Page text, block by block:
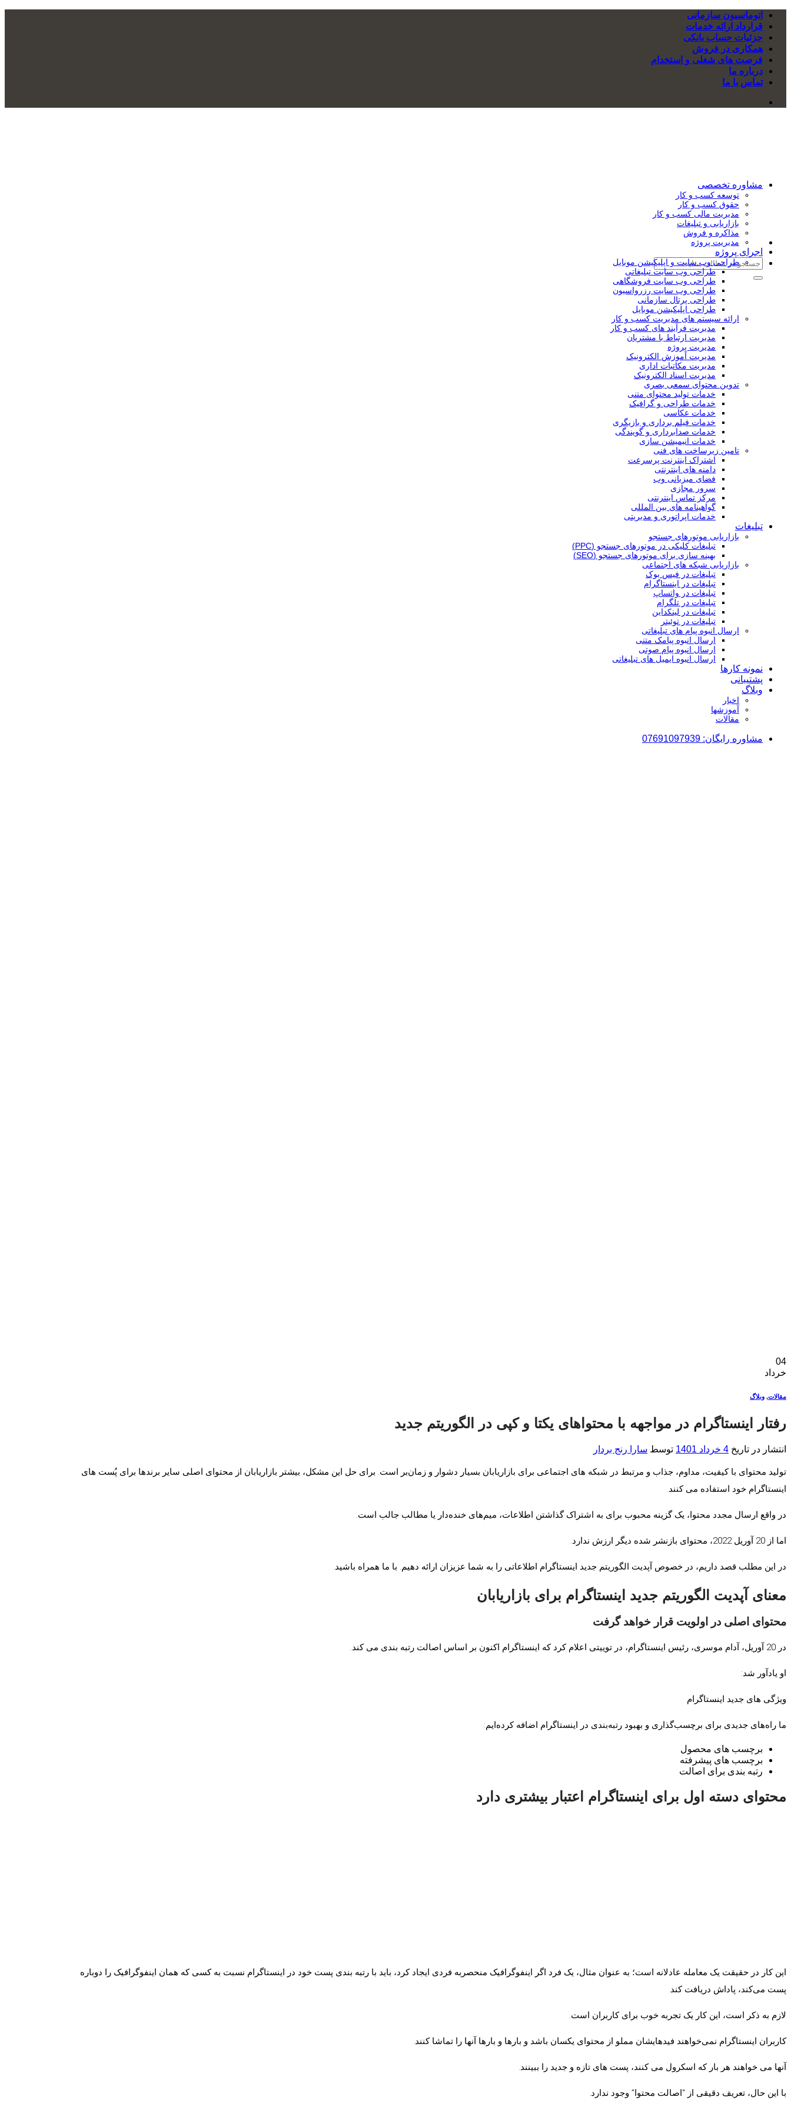
Skip
content
اتوماسیون سازمانی
قرارداد ارائه خدمات
جزئیات حساب بانکی
همکاری در فروش
فرصت های شغلی و استخدام
درباره ما
تماس با ما
مشاوره تخصصی
توسعه کسب و کار
حقوق کسب و کار
مدیریت مالی کسب و کار
بازاریابی و تبلیغات
مذاکره و فروش
مدیریت پروژه
اجرای پروژه
طراحی وب سایت و اپلیکیشن موبایل
طراحی وب سایت تبلیغاتی
طراحی وب سایت فروشگاهی
طراحی وب سایت رزرواسیون
طراحی پرتال سازمانی
طراحی اپلیکیشن موبایل
ارائه سیستم های مدیریت کسب و کار
مدیریت فرآیند های کسب و کار
مدیریت ارتباط با مشتریان
مدیریت پروژه
مدیریت آموزش الکترونیک
مدیریت مکاتبات اداری
مدیریت اسناد الکترونیک
تدوین محتوای سمعی بصری
خدمات تولید محتوای متنی
خدمات طراحی و گرافیک
خدمات عکاسی
خدمات فیلم برداری و بازیگری
خدمات صدابرداری و گویندگی
خدمات انیمیشن سازی
تامین زیرساخت های فنی
اشتراک اینترنت پرسرعت
دامنه های اینترنتی
فضای میزبانی وب
سرور مجازی
مرکز تماس اینترنتی
گواهینامه های بین المللی
خدمات اپراتوری و مدیریتی
تبلیغات
بازاریابی موتورهای جستجو
تبلیغات کلیکی در موتورهای جستجو (PPC)
بهینه سازی برای موتورهای جستجو (SEO)
بازاریابی شبکه های اجتماعی
تبلیغات در فیس بوک
تبلیغات در اینستاگرام
تبلیغات در واتساپ
تبلیغات در تلگرام
تبلیغات در لینکداین
تبلیغات در توئیتر
ارسال انبوه پیام های تبلیغاتی
ارسال انبوه پیامک متنی
ارسال انبوه پیام صوتی
ارسال انبوه ایمیل های تبلیغاتی
نمونه کارها
پشتیبانی
وبلاگ
اخبار
آموزشها
مقالات
مشاوره رایگان: 07691097939
04
خرداد
مقالات, وبلاگ
رفتار اینستاگرام در مواجهه با محتواهای یکتا و کپی در الگوریتم جدید
انتشار در تاریخ 4 خرداد 1401 توسط سارا رنج بردار
تولید محتوای با کیفیت، مداوم، جذاب و مرتبط در شبکه های اجتماعی برای بازاریابان بسیار دشوار و زمان‌بر است. برای حل این مشکل، بیشتر بازاریابان از محتوای اصلی سایر برندها برای پُست های
اینستاگرام خود استفاده می کنند.
در واقع ارسال مجدد محتوا، یک گزینه محبوب برای به اشتراک گذاشتن اطلاعات، میم‌های خنده‌دار یا مطالب جالب است.
اما از 20 آوریل 2022، محتوای بازنشر شده دیگر ارزش ندارد.
در این مطلب قصد داریم، در خصوص آپدیت الگوریتم جدید اینستاگرام اطلاعاتی را به شما عزیزان ارائه دهیم. با ما همراه باشید.
معنای آپدیت الگوریتم جدید اینستاگرام برای بازاریابان
محتوای اصلی در اولویت قرار خواهد گرفت
در 20 آوریل، آدام موسری، رئیس اینستاگرام، در توییتی اعلام کرد که اینستاگرام اکنون بر اساس اصالت رتبه بندی می کند.
او یادآور شد:
ویژگی های جدید اینستاگرام
ما راه‌های جدیدی برای برچسب‌گذاری و بهبود رتبه‌بندی در اینستاگرام اضافه کرده‌ایم:
برچسب های محصول
برچسب های پیشرفته
رتبه بندی برای اصالت
محتوای دسته اول برای اینستاگرام اعتبار بیشتری دارد
این کار در حقیقت یک معامله عادلانه است؛ به عنوان مثال، یک فرد اگر اینفوگرافیک منحصربه فردی ایجاد کرد، باید با رتبه‌ بندی پست خود در اینستاگرام نسبت به کسی که همان اینفوگرافیک را دوباره
پست می‌کند، پاداش دریافت کند.
لازم به ذکر است، این کار یک تجربه خوب برای کاربران است.
کاربران اینستاگرام نمی‌خواهند فیدهایشان مملو از محتوای یکسان باشد و بارها و بارها آنها را تماشا کنند.
آنها می خواهند هر بار که اسکرول می کنند، پست های تازه و جدید را ببینند.
با این حال، تعریف دقیقی از “اصالت محتوا” وجود ندارد.